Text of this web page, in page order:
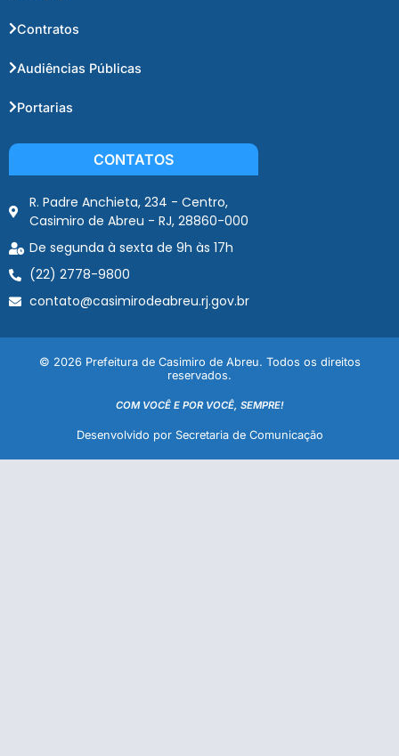
Contratos
Audiências Públicas
Portarias
CONTATOS
R. Padre Anchieta, 234 - Centro,
Casimiro de Abreu - RJ, 28860-000
De segunda à sexta de 9h às 17h
(22) 2778-9800
contato@casimirodeabreu.rj.gov.br
© 2026 Prefeitura de Casimiro de Abreu. Todos os direitos
reservados.
COM VOCÊ E POR VOCÊ, SEMPRE!
Desenvolvido por Secretaria de Comunicação